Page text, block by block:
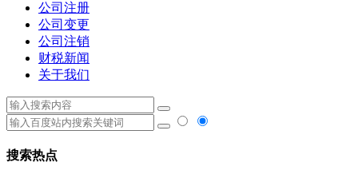
公司注册
公司变更
公司注销
财税新闻
关于我们
搜索热点